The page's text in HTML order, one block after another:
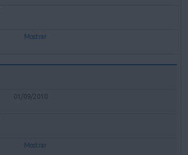
Mostrar
01/09/2010
Mostrar